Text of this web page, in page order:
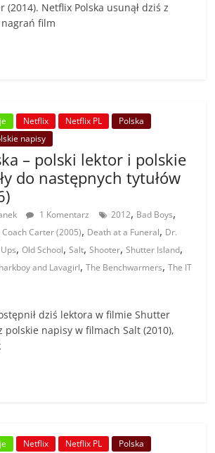
(2014). Netflix Polska usunął dziś z
film
Netflix Netflix PL
Polska
napisy
– polski lektor i polskie
do następnych tytułów
1 Komentarz 2012, Bad Boys,
Coach Carter (2005), Death at a Funeral, Dr.
,Old School,Salt,Shooter,Shutter Island,
and Lavagirl,The Benchwarmers,The IT
dziś lektora w filmie Shutter
polskie napisy w filmach Salt (2010),
Netflix Netflix PL Polska